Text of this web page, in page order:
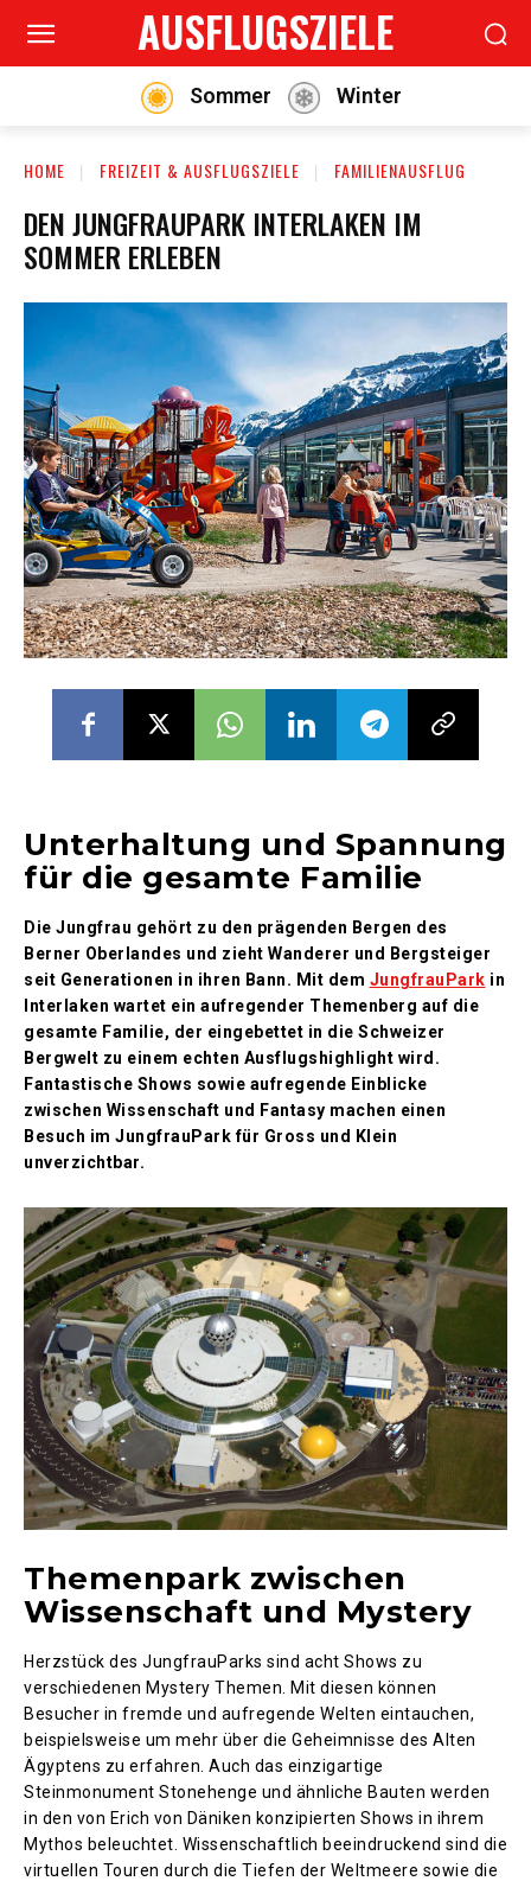
AUSFLUGSZIELE
Sommer Winter
HOME FREIZEIT & AUSFLUGSZIELE FAMILIENAUSFLUG
DEN JUNGFRAUPARK INTERLAKEN IM
SOMMER ERLEBEN
Unterhaltung und Spannung
für die gesamte Familie
Die Jungfrau gehört zu den prägenden Bergen des
Berner Oberlandes und zieht Wanderer und Bergsteiger
seit Generationen in ihren Bann. Mit dem JungfrauPark in
Interlaken wartet ein aufregender Themenberg auf die
gesamte Familie, der eingebettet in die Schweizer
Bergwelt zu einem echten Ausflugshighlight wird.
Fantastische Shows sowie aufregende Einblicke
zwischen Wissenschaft und Fantasy machen einen
Besuch im JungfrauPark für Gross und Klein
unverzichtbar.
Themenpark zwischen
Wissenschaft und Mystery
Herzstück des JungfrauParks sind acht Shows zu
verschiedenen Mystery Themen. Mit diesen können
Besucher in fremde und aufregende Welten eintauchen,
beispielsweise um mehr über die Geheimnisse des Alten
Ägyptens zu erfahren. Auch das einzigartige
Steinmonument Stonehenge und ähnliche Bauten werden
in den von Erich von Däniken konzipierten Shows in ihrem
Mythos beleuchtet. Wissenschaftlich beeindruckend sind die
virtuellen Touren durch die Tiefen der Weltmeere sowie die